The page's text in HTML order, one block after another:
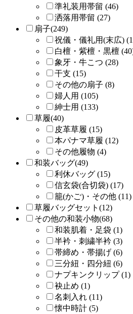
準礼装用帯留 (46)
洒落用帯留 (27)
扇子(249)
祝儀・儀礼用(末広)
白檀・紫檀・黒檀
象牙・牛こつ (28)
干支 (15)
その他の扇子 (8)
婦人用 (105)
紳士用 (133)
草履(40)
皮革草履 (15)
本パナマ草履 (12)
その他履物 (4)
和装バッグ(49)
利休バッグ (15)
信玄袋(合切袋) (17)
籠(かご)・その他 (11)
草履バッグセット(12)
その他の和装小物(68)
和装肌着・足袋 (1)
半衿・刺繍半衿 (3)
帯締め・帯揚げ (6)
三分紐・四分紐 (6)
ナプキンクリップ (1)
袂止め (1)
名刺入れ (11)
懐中時計 (5)